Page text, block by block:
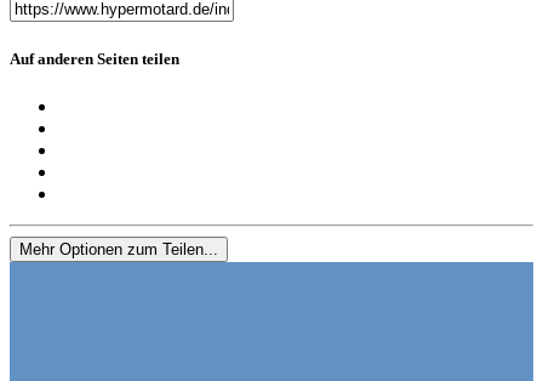
Auf anderen Seiten teilen
Mehr Optionen zum Teilen...